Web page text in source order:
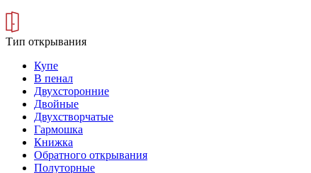
Тип открывания
Купе
В пенал
Двухсторонние
Двойные
Двухстворчатые
Гармошка
Книжка
Обратного открывания
Полуторные